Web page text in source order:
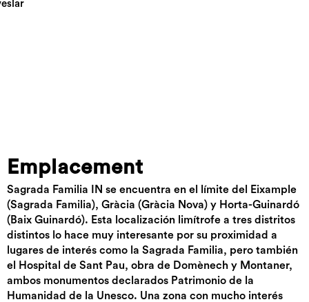
Emplacement
Sagrada Familia IN se encuentra en el límite del Eixample
(Sagrada Familia), Gràcia (Gràcia Nova) y Horta-Guinardó
(Baix Guinardó). Esta localización limítrofe a tres distritos
distintos lo hace muy interesante por su proximidad a
lugares de interés como la Sagrada Familia, pero también
el Hospital de Sant Pau, obra de Domènech y Montaner,
ambos monumentos declarados Patrimonio de la
Humanidad de la Unesco. Una zona con mucho interés